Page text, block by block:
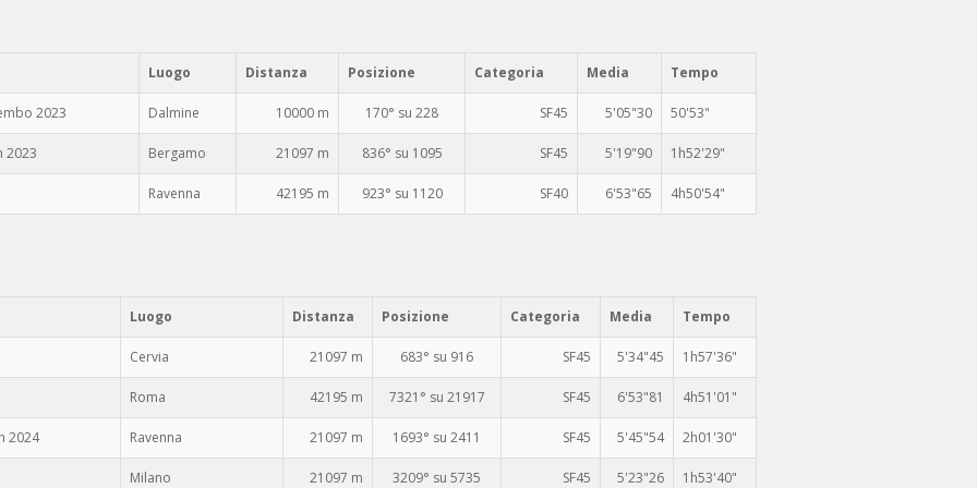
Luogo Distanza Posizione Categoria Media Tempo
2023 Dalmine 10000 m 170° su 228 SF45 5'05"30 50'53"
2023 Bergamo 21097 m 836° su 1095 SF45 5'19"90 1h52'29"
Ravenna 42195 m 923° su 1120 SF40 6'53"65 4h50'54"
Luogo Distanza Posizione Categoria Media Tempo
Cervia 21097 m 683° su 916 SF45 5'34"45 1h57'36"
Roma 42195 m 7321° su 21917 SF45 6'53"81 4h51'01"
2024 Ravenna 21097 m 1693° su 2411 SF45 5'45"54 2h01'30"
Milano 21097 m 3209° su 5735 SF45 5'23"26 1h53'40"